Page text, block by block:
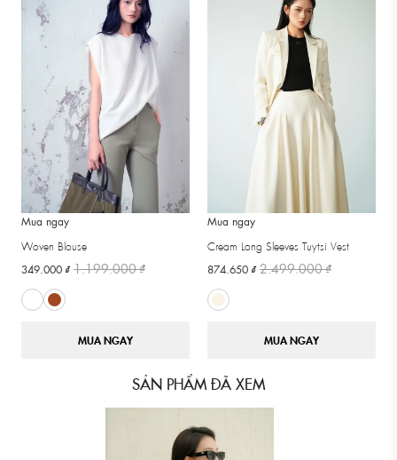
Mua ngay
Woven Blouse
349.000 ₫1.199.000 ₫
MUA NGAY
Mua ngay
Cream Long Sleeves Tuytsi Vest
874.650 ₫2.499.000 ₫
MUA NGAY
SẢN PHẨM ĐÃ XEM